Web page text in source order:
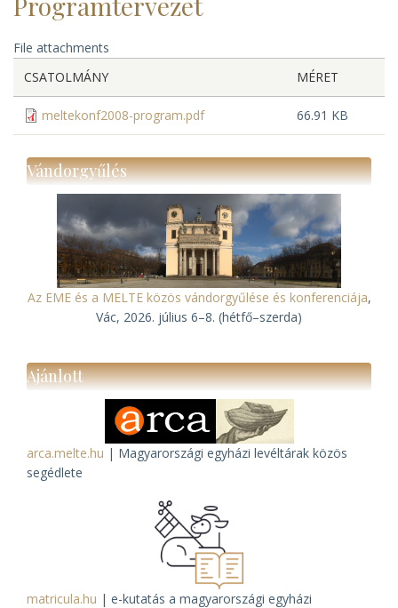
File attachments
CSATOLMÁNY
MÉRET
meltekonf2008-program.pdf 66.91 KB
Vándorgyűlés
Az EME és a MELTE közös vándorgyűlése és konferenciája,
Vác, 2026. július 6–8. (hétfő–szerda)
Ajánlott
arca.melte.hu | Magyarországi egyházi levéltárak közös
segédlete
matricula.hu | e-kutatás a magyarországi egyházi